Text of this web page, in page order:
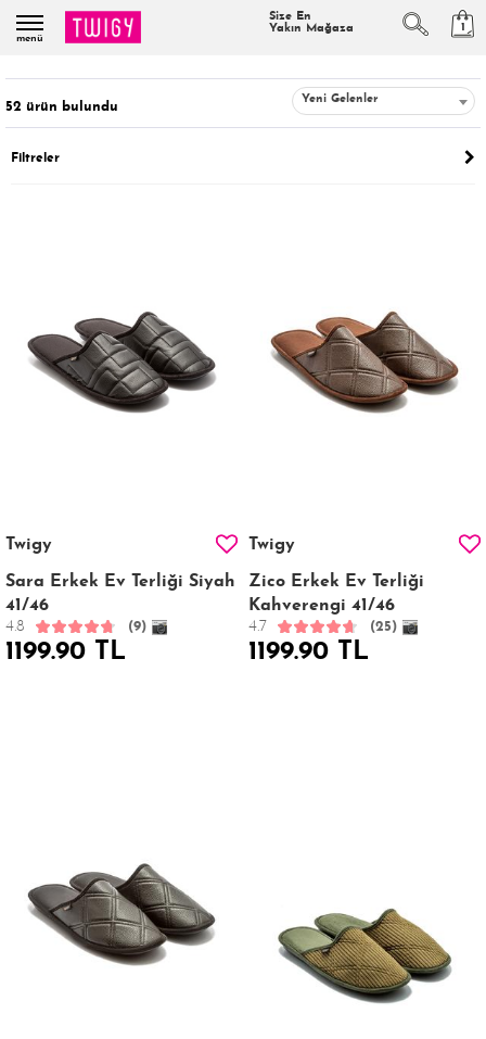
menü
Size En
Yakın Mağaza
1
52 ürün bulundu
Yeni Gelenler
Filtreler
Twigy
Sara Erkek Ev Terliği Siyah
41/46
4.8 (9)
1199.90 TL
Twigy
Zico Erkek Ev Terliği
Kahverengi 41/46
4.7 (25)
1199.90 TL